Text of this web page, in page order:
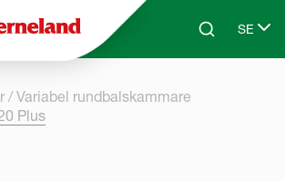
Skip to main contentSearchSE
Select
Variabel rundbalskammare
Plus